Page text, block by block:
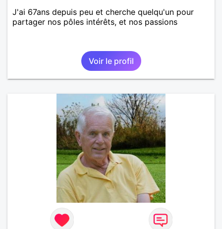
J'ai 67ans depuis peu et cherche quelqu'un pour
partager nos pôles intérêts, et nos passions
Voir le profil